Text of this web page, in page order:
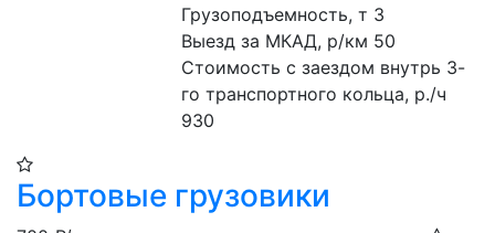
Грузоподъемность, т 3
Выезд за МКАД, р/км 50
Стоимость с заездом внутрь 3-
го транспортного кольца, р./ч
930
Бортовые грузовики